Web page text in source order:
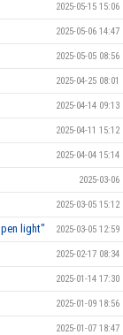
2025-05-15 15:06
2025-05-06 14:47
2025-05-05 08:56
2025-04-25 08:01
2025-04-14 09:13
2025-04-11 15:12
2025-04-04 15:14
2025-03-06
2025-03-05 15:12
light" 2025-03-05 12:59
2025-02-17 08:34
2025-01-14 17:30
2025-01-09 18:56
2025-01-07 18:47